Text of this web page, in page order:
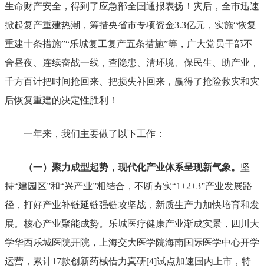
生命财产安全，得到了应急部全国通报表扬！灾后，全市迅速
掀起复产重建热潮，筹措央省市专项资金3.3亿元，实施“恢复
重建十条措施”“乐城复工复产五条措施”等，广大党员干部不
舍昼夜、连续奋战一线，查隐患、清环境、保民生、助产业，
千方百计把时间抢回来、把损失补回来，赢得了抢险救灾和灾
后恢复重建的决定性胜利！
一年来，我们主要做了以下工作：
（一）聚力成型起势，现代化产业体系呈现新气象。 坚
持“建园区”和“兴产业”相结合，不断夯实“1+2+3”产业发展路
径，打好产业补链延链强链攻坚战， 新质生产力加快培育和发
展。 核心产业聚能成势。
乐城医疗健康产业渐成实景，四川大
学华西乐城医院开院，上海交大医学院海南国际医学中心开学
运营，累计17款创新药械借力真研[4]试点加速国内上市，特